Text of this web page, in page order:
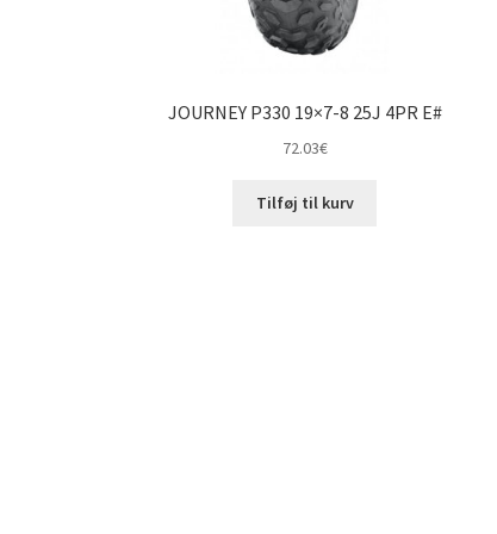
JOURNEY P330 19×7-8 25J 4PR E#
72.03€
Tilføj til kurv